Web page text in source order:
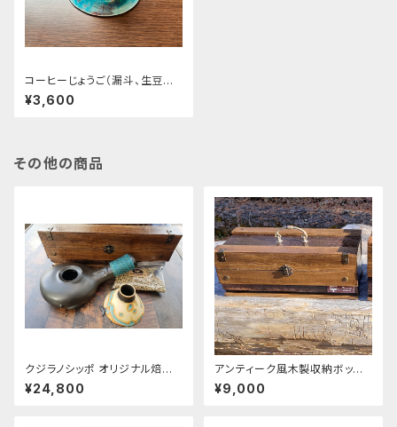
コーヒーじょうご（漏斗、生豆流
し）青（ターコイズブルー）
¥3,600
その他の商品
クジラノシッポ オリジナル焙煎
器+くじらの漏斗+アンティーク
風木製ボックスセット
¥24,800
アンティーク風木製収納ボック
ス 小 取っ手、仕切りつき 木
製収納ボックス
¥9,000